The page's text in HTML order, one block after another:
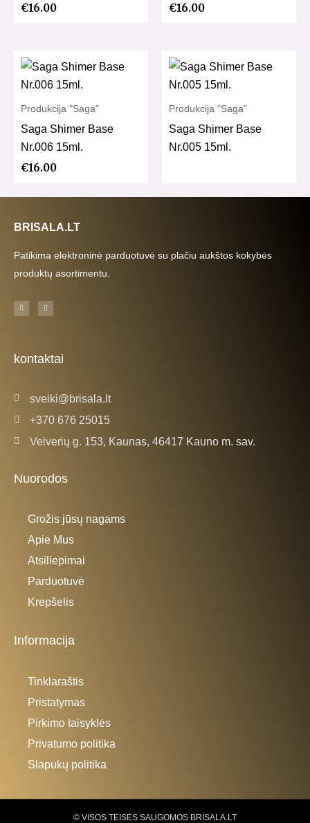
€16.00 €16.00
Produkcija "Saga"
Saga Shimer Base
Nr.006 15ml.
€16.00
Produkcija "Saga"
Saga Shimer Base
Nr.005 15ml.
BRISALA.LT
Patikima elektroninė parduotuvė su plačiu aukštos kokybės
produktų asortimentu.
F
a
c
-
f
I
n
s
m
kontaktai
sveiki@brisala.lt
+370 676 25015
Veiverių g. 153, Kaunas, 46417 Kauno m. sav.
Nuorodos
Grožis jūsų nagams
Apie Mus
Atsiliepimai
Parduotuvė
Krepšelis
Informacija
Tinklaraštis
Pristatymas
Pirkimo taisyklės
Privatumo politika
Slapukų politika
© VISOS TEISĖS SAUGOMOS BRISALA.LT